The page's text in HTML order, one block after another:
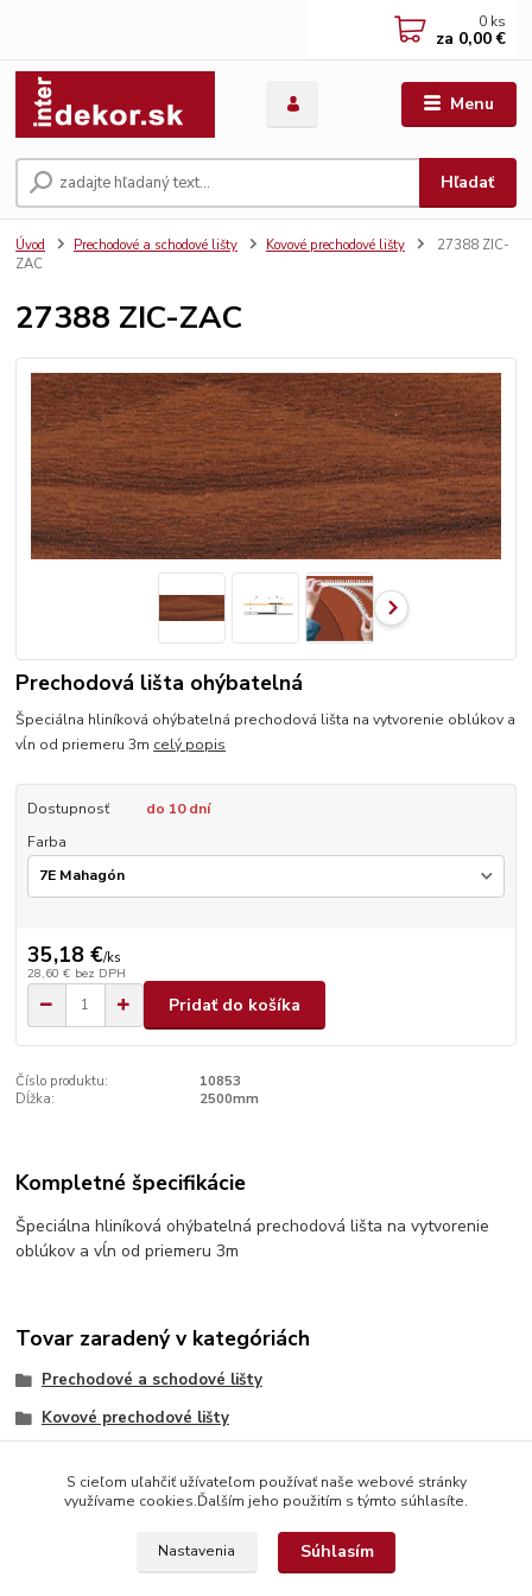
Menu
Hľadať
0 ks
za 0,00 €
Úvod Prechodové a schodové lišty Kovové prechodové lišty
27388 ZIC-
ZAC
27388 ZIC-ZAC
Prechodová lišta ohýbatelná
Špeciálna hliníková ohýbatelná prechodová lišta na vytvorenie oblúkov a
vĺn od priemeru 3m celý popis
Dostupnosť
do 10 dní
Farba
35,18 €/ks
28,60 € bez DPH
Pridať do košíka
Číslo produktu:
10853
Dĺžka:
2500mm
Kompletné špecifikácie
Špeciálna hliníková ohýbatelná prechodová lišta na vytvorenie
oblúkov a vĺn od priemeru 3m
Tovar zaradený v kategóriách
Prechodové a schodové lišty
Kovové prechodové lišty
S cieľom uľahčiť užívateľom používať naše webové stránky
využívame cookies.Ďalším jeho použitím s týmto súhlasíte.
Nastavenia Súhlasím